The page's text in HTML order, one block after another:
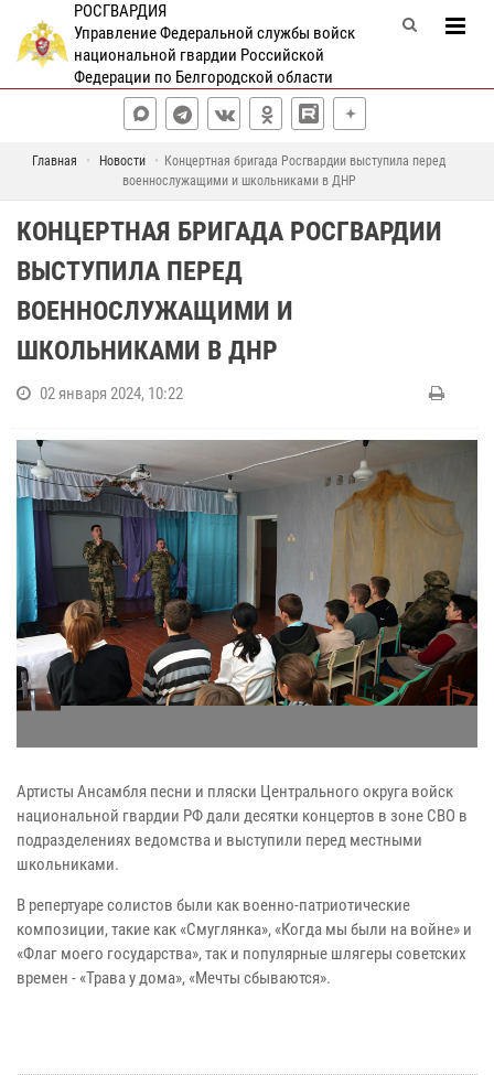
РОСГВАРДИЯ
Управление Федеральной службы войск
национальной гвардии Российской
Федерации по Белгородской области
Главная Новости
Концертная бригада Росгвардии выступила перед
военнослужащими и школьниками в ДНР
КОНЦЕРТНАЯ БРИГАДА РОСГВАРДИИ
ВЫСТУПИЛА ПЕРЕД
ВОЕННОСЛУЖАЩИМИ И
ШКОЛЬНИКАМИ В ДНР
02 января 2024, 10:22
Артисты Ансамбля песни и пляски Центрального округа войск
национальной гвардии РФ дали десятки концертов в зоне СВО в
подразделениях ведомства и выступили перед местными
школьниками.
В репертуаре солистов были как военно-патриотические
композиции, такие как «Смуглянка», «Когда мы были на войне» и
«Флаг моего государства», так и популярные шлягеры советских
времен - «Трава у дома», «Мечты сбываются».